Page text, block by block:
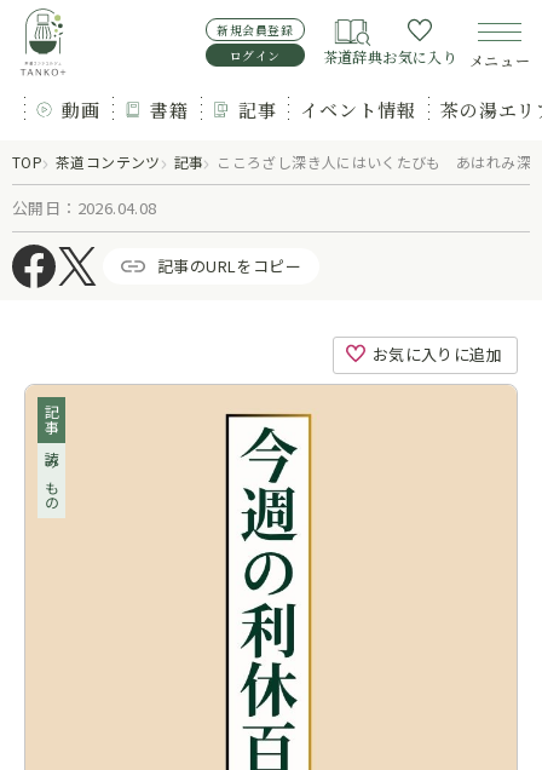
新規会員登録
ログイン
茶道辞典お気に入り メニュー
動画 書籍 記事 イベント情報 茶の湯エ
TOP 茶道コンテンツ 記事 こころざし深き人にはいくたびも あはれみ深
公開日：2026.04.08
記事のURLをコピー
お気に入りに追加
記事
読みもの